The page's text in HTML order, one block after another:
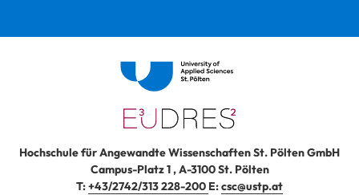
Hochschule für Angewandte Wissenschaften St. Pölten GmbH
Campus-Platz 1,A-3100St. Pölten
T:+43/2742/313 228-200 E:csc@ustp.at